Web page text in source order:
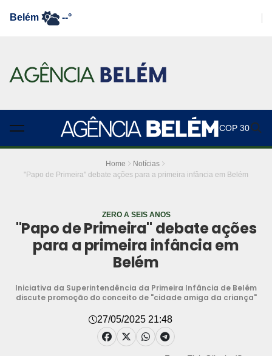
Belém --°
COP 30
Home
Notícias
"Papo de Primeira" debate ações para a primeira infância em Belém
ZERO A SEIS ANOS
"Papo de Primeira" debate ações
para a primeira infância em
Belém
Iniciativa da Superintendência da Primeira Infância de Belém
discute promoção do conceito de "cidade amiga da criança"
27/05/2025 21:48